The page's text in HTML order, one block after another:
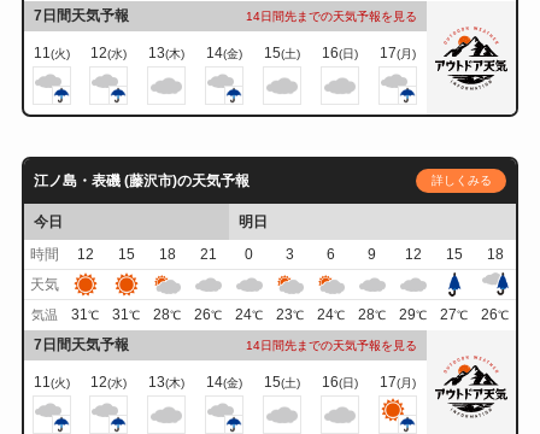
7日間天気予報 14日間先までの天気予報を見る
11(火) 12(水) 13(木) 14(金) 15(土) 16(日) 17(月)
江ノ島・表磯 (藤沢市)の天気予報 詳しくみる
今日
明日
時間
12 15 18 21 0 3 6 9 12 15
18
天気
気温 31℃ 31℃ 28℃ 26℃ 24℃ 23℃ 24℃ 28℃ 29℃ 27℃ 26℃
7日間天気予報 14日間先までの天気予報を見る
11(火) 12(水) 13(木) 14(金) 15(土) 16(日) 17(月)